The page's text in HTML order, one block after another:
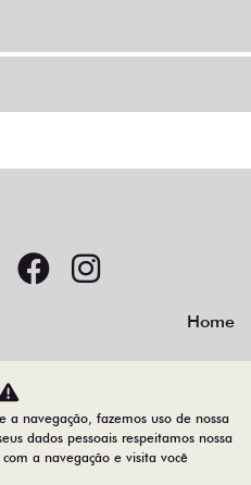
Home
o outro salva vidas.
a navegação, fazemos uso de nossa
dados pessoais respeitamos nossa
a navegação e visita você